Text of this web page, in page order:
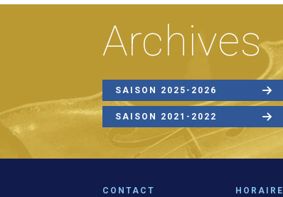
Archives
SAISON 2025-2026
SAISON 2021-2022
CONTACT HORAIRE